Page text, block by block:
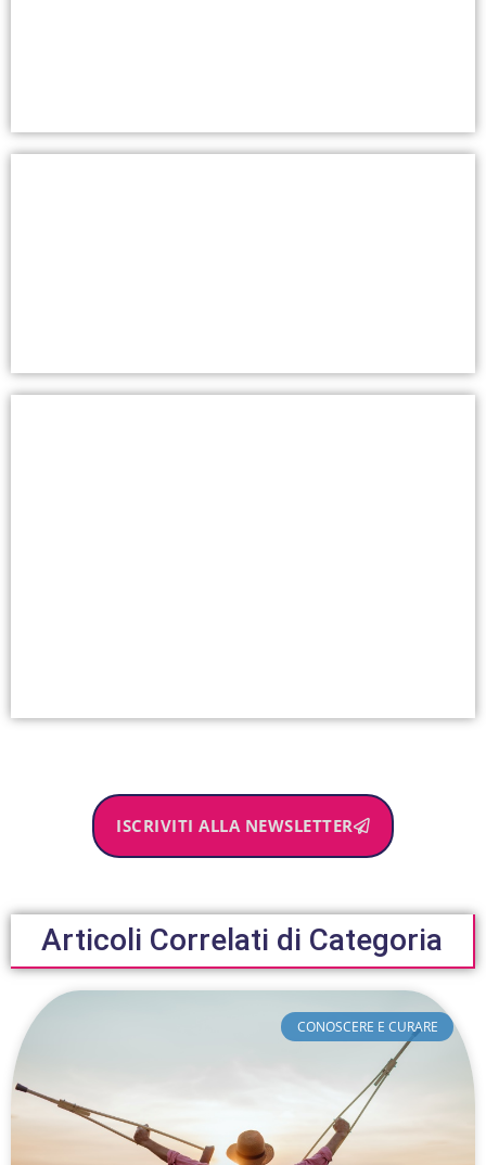
ISCRIVITI ALLA NEWSLETTER
Articoli Correlati di Categoria
CONOSCERE E CURARE